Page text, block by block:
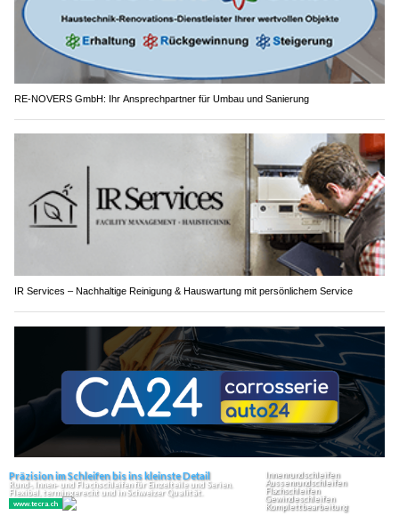
RE-NOVERS GmbH: Ihr Ansprechpartner für Umbau und Sanierung
IR Services – Nachhaltige Reinigung & Hauswartung mit persönlichem Service
Carrosserie Auto24 AG, Burgdorf BE – Fachkompetenz für Lackschäden am Auto